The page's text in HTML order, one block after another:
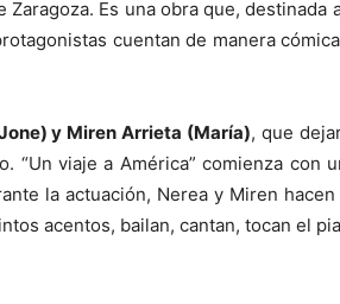
Es una obra que, destinada
cuentan de manera
y Miren Arrieta (María), que
viaje a América” comienza con
la actuación, Nerea y Miren
acentos, bailan, cantan, tocan el